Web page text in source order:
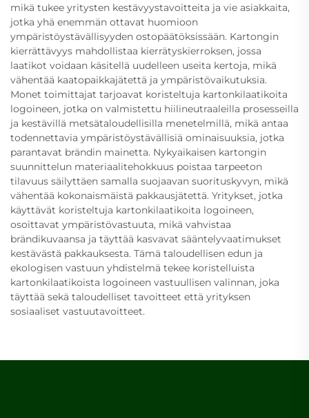
mikä tukee yritysten kestävyystavoitteita ja vie asiakkaita,
jotka yhä enemmän ottavat huomioon
ympäristöystävällisyyden ostopäätöksissään. Kartongin
kierrättävyys mahdollistaa kierrätyskierroksen, jossa
laatikot voidaan käsitellä uudelleen useita kertoja, mikä
vähentää kaatopaikkajätettä ja ympäristövaikutuksia.
Monet toimittajat tarjoavat koristeltuja kartonkilaatikoita
logoineen, jotka on valmistettu hiilineutraaleilla prosesseilla
ja kestävillä metsätaloudellisilla menetelmillä, mikä antaa
todennettavia ympäristöystävällisiä ominaisuuksia, jotka
parantavat brändin mainetta. Nykyaikaisen kartongin
suunnittelun materiaalitehokkuus poistaa tarpeeton
tilavuus säilyttäen samalla suojaavan suorituskyvyn, mikä
vähentää kokonaismäistä pakkausjätettä. Yritykset, jotka
käyttävät koristeltuja kartonkilaatikoita logoineen,
osoittavat ympäristövastuuta, mikä vahvistaa
brändikuvaansa ja täyttää kasvavat sääntelyvaatimukset
kestävästä pakkauksesta. Tämä taloudellisen edun ja
ekologisen vastuun yhdistelmä tekee koristelluista
kartonkilaatikoista logoineen vastuullisen valinnan, joka
täyttää sekä taloudelliset tavoitteet että yrityksen
sosiaaliset vastuutavoitteet.